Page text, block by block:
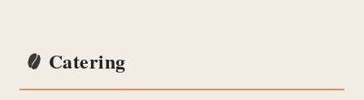
Catering